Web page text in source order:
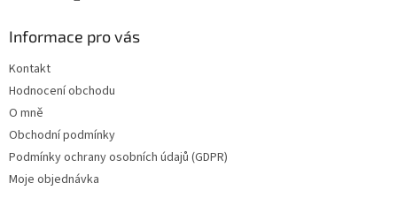
Informace pro vás
Kontakt
Hodnocení obchodu
O mně
Obchodní podmínky
Podmínky ochrany osobních údajů (GDPR)
Moje objednávka